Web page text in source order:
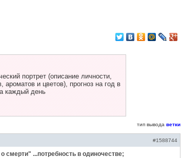
портрет (описание личности,
и цветов), прогноз на год в
каждый день
тип вывода ветки
#1588744
...потребность в одиночестве;